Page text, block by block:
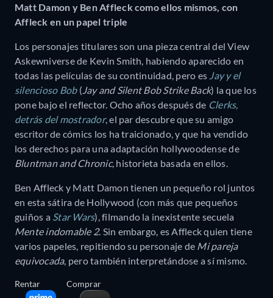
Matt Damon y Ben Affleck como ellos mismos, con
Affleck en un papel triple
Los personajes titulares son una pieza central del View
Askewniverse de Kevin Smith, habiendo aparecido en
todas las películas de su continuidad, pero es Jay y el
silencioso Bob( Jay and Silent Bob Strike Back) la que los
pone bajo el reflector. Ocho años después de Clerks,
detrás del mostrador, el par descubre que su amigo
escritor de cómics los ha traicionado, y que ha vendido
los derechos para una adaptación hollywoodense de
Bluntman and Chronic, historieta basada en ellos.
Ben Affleck y Matt Damon tienen un pequeño rol juntos
en esta sátira de Hollywood (con más que pequeños
guiños a Star Wars), filmando la inexistente secuela
Mente indomable 2. Sin embargo, es Affleck quien tiene
varios papeles, repitiendo su personaje de Mi pareja
equivocada, pero también interpretándose a sí mismo.
Rentar Comprar